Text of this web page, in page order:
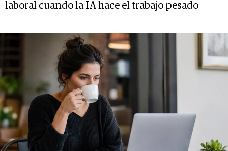
laboral cuando la IA hace el trabajo pesado